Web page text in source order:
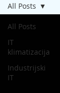
All Posts
IT
klimatizacija
Industrijski
IT
All Posts